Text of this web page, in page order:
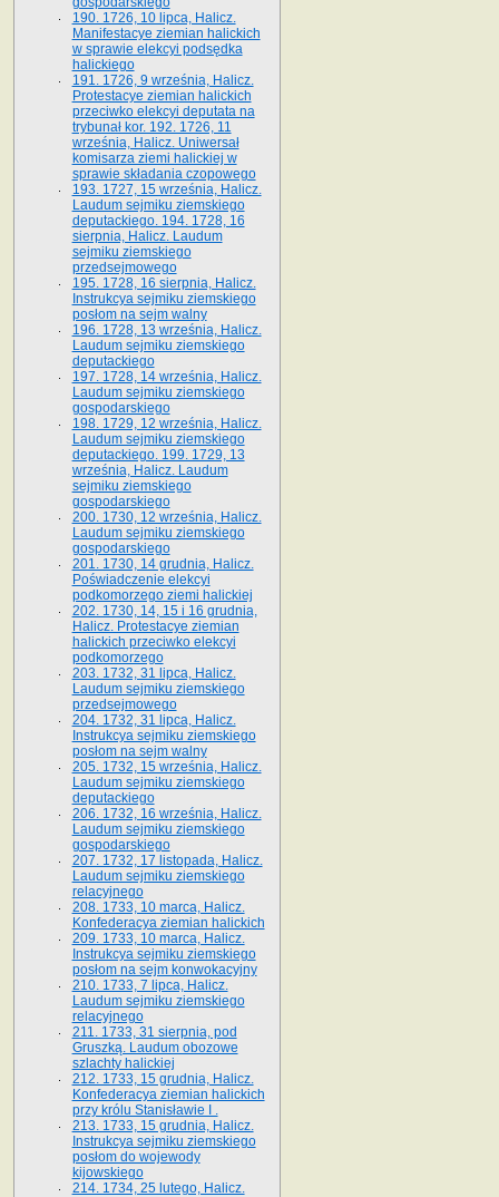
190. 1726, 10 lipca, Halicz.
Manifestacye ziemian halickich
w sprawie elekcyi podsędka
halickiego
191. 1726, 9 września, Halicz.
Protestacye ziemian halickich
przeciwko elekcyi deputata na
trybunał kor. 192. 1726, 11
września, Halicz. Uniwersał
komisarza ziemi halickiej w
sprawie składania czopowego
193. 1727, 15 września, Halicz.
Laudum sejmiku ziemskiego
deputackiego. 194. 1728, 16
sierpnia, Halicz. Laudum
sejmiku ziemskiego
przedsejmowego
195. 1728, 16 sierpnia, Halicz.
Instrukcya sejmiku ziemskiego
posłom na sejm walny
196. 1728, 13 września, Halicz.
Laudum sejmiku ziemskiego
deputackiego
197. 1728, 14 września, Halicz.
Laudum sejmiku ziemskiego
gospodarskiego
198. 1729, 12 września, Halicz.
Laudum sejmiku ziemskiego
deputackiego. 199. 1729, 13
września, Halicz. Laudum
sejmiku ziemskiego
gospodarskiego
200. 1730, 12 września, Halicz.
Laudum sejmiku ziemskiego
gospodarskiego
201. 1730, 14 grudnia, Halicz.
Poświadczenie elekcyi
podkomorzego ziemi halickiej
202. 1730, 14, 15 i 16 grudnia,
Halicz. Protestacye ziemian
halickich przeciwko elekcyi
podkomorzego
203. 1732, 31 lipca, Halicz.
Laudum sejmiku ziemskiego
przedsejmowego
204. 1732, 31 lipca, Halicz.
Instrukcya sejmiku ziemskiego
posłom na sejm walny
205. 1732, 15 września, Halicz.
Laudum sejmiku ziemskiego
deputackiego
206. 1732, 16 września, Halicz.
Laudum sejmiku ziemskiego
gospodarskiego
207. 1732, 17 listopada, Halicz.
Laudum sejmiku ziemskiego
relacyjnego
208. 1733, 10 marca, Halicz.
Konfederacya ziemian halickich­
209. 1733, 10 marca, Halicz.
Instrukcya sejmiku ziemskiego
posłom na sejm konwokacyjny
210. 1733, 7 lipca, Halicz.
Laudum sejmiku ziemskiego
relacyjnego
211. 1733, 31 sierpnia, pod
Gruszką. Laudum obozowe
szlachty halickiej
212. 1733, 15 grudnia, Halicz.
Konfederacya ziemian halickich
przy królu Stanisławie I .
213. 1733, 15 grudnia, Halicz.
Instrukcya sejmiku ziemskiego
posłom do wojewody
kijowskiego
214. 1734, 25 lutego, Halicz.